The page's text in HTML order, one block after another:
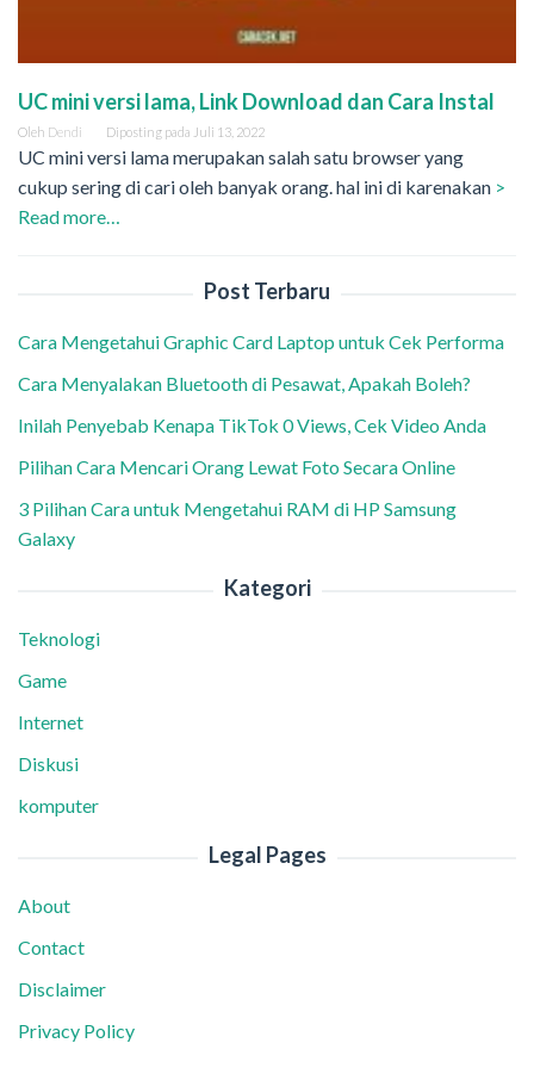
UC mini versi lama, Link Download dan Cara Instal
Oleh Dendi Diposting pada Juli 13, 2022
UC mini versi lama merupakan salah satu browser yang
cukup sering di cari oleh banyak orang. hal ini di karenakan >
Read more…
Post Terbaru
Cara Mengetahui Graphic Card Laptop untuk Cek Performa
Cara Menyalakan Bluetooth di Pesawat, Apakah Boleh?
Inilah Penyebab Kenapa TikTok 0 Views, Cek Video Anda
Pilihan Cara Mencari Orang Lewat Foto Secara Online
3 Pilihan Cara untuk Mengetahui RAM di HP Samsung
Galaxy
Kategori
Teknologi
Game
Internet
Diskusi
komputer
Legal Pages
About
Contact
Disclaimer
Privacy Policy